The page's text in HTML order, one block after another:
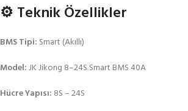
⚙️ Teknik Özellikler
BMS Tipi: Smart (Akıllı)
Model:JK Jikong 8–24S Smart BMS 40A
Hücre Yapısı: 8S – 24S